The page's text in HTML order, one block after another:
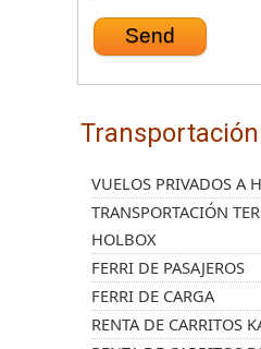
Transportación
VUELOS PRIVADOS A
TRANSPORTACIÓN
HOLBOX
FERRI DE PASAJEROS
FERRI DE CARGA
RENTA DE CARRITOS